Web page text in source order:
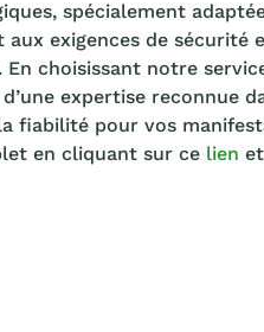
spécialement
exigences de sécurité
choisissant notre
expertise reconnue
fiabilité pour vos
en cliquant sur ce lien